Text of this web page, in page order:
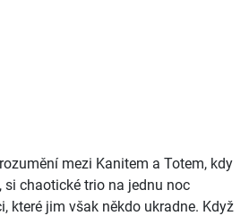
mezi Kanitem a Totem, kdy
si chaotické trio na jednu noc
které jim však někdo ukradne. Když